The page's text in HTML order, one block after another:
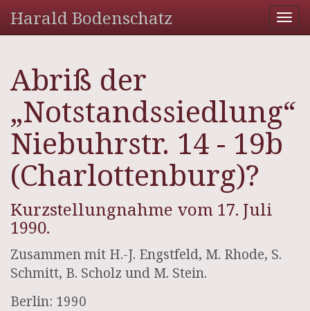
Harald Bodenschatz
Abriß der
„Notstandssiedlung“
Niebuhrstr. 14 - 19b
(Charlottenburg)?
Kurzstellungnahme vom 17. Juli
1990.
Zusammen mit H.-J. Engstfeld, M. Rhode, S.
Schmitt, B. Scholz und M. Stein.
Berlin: 1990